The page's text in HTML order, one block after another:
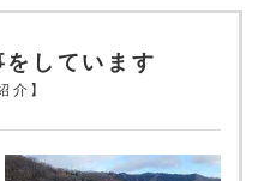
しています
介】